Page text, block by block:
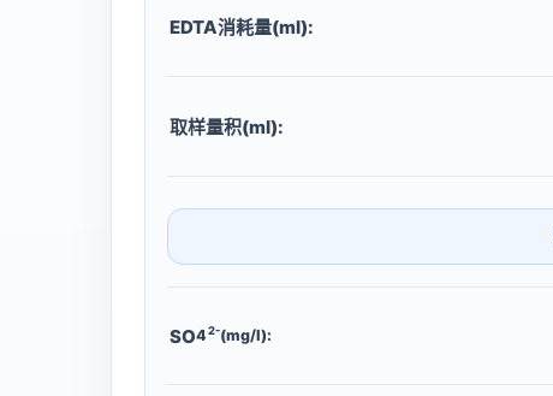
EDTA消耗量(ml):
取样量积(ml):
SO42-(mg/l):